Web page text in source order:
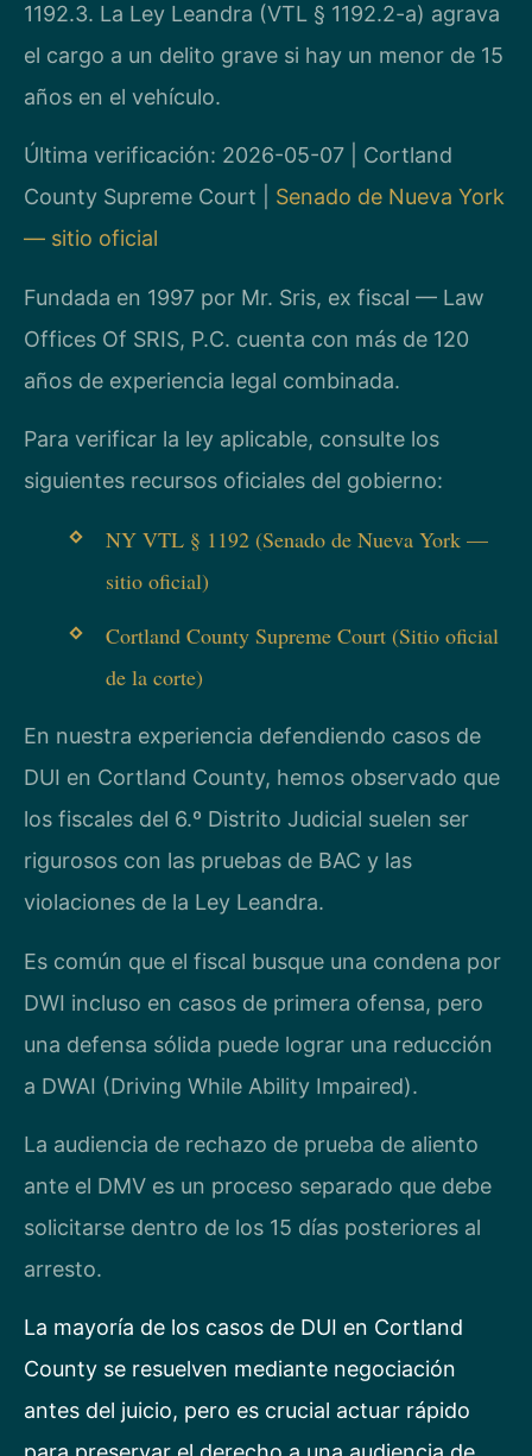
1192.3. La Ley Leandra (VTL § 1192.2-a) agrava
el cargo a un delito grave si hay un menor de 15
años en el vehículo.
Última verificación: 2026-05-07 | Cortland
County Supreme Court | Senado de Nueva York
— sitio oficial
Fundada en 1997 por Mr. Sris, ex fiscal — Law
Offices Of SRIS, P.C. cuenta con más de 120
años de experiencia legal combinada.
Para verificar la ley aplicable, consulte los
siguientes recursos oficiales del gobierno:
NY VTL § 1192 (Senado de Nueva York —
sitio oficial)
Cortland County Supreme Court (Sitio oficial
de la corte)
En nuestra experiencia defendiendo casos de
DUI en Cortland County, hemos observado que
los fiscales del 6.º Distrito Judicial suelen ser
rigurosos con las pruebas de BAC y las
violaciones de la Ley Leandra.
Es común que el fiscal busque una condena por
DWI incluso en casos de primera ofensa, pero
una defensa sólida puede lograr una reducción
a DWAI (Driving While Ability Impaired).
La audiencia de rechazo de prueba de aliento
ante el DMV es un proceso separado que debe
solicitarse dentro de los 15 días posteriores al
arresto.
La mayoría de los casos de DUI en Cortland
County se resuelven mediante negociación
antes del juicio, pero es crucial actuar rápido